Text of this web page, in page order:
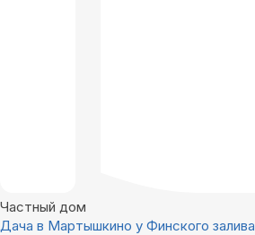
Частный дом
Дача в Мартышкино у Финского залива